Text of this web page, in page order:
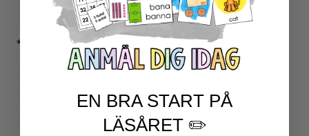
SPRÅKSPIRALEN
MATTESPIRALEN
★ SÄSONG OCH HÖGTIDER
OLYMPISKA SPELEN
EN BRA START PÅ
LÄSÅRET ✏️